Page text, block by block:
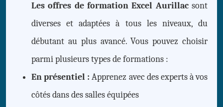
Les offres de formation Excel Aurillacsont
diverses et adaptées à tous les niveaux, du
débutant au plus avancé. Vous pouvez choisir
parmi plusieurs types de formations :
En présentiel : Apprenez avec des experts à vos
côtés dans des salles équipées